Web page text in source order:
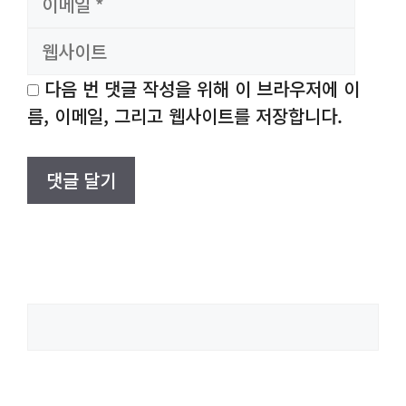
트
다음 번 댓글 작성을 위해 이 브라우저에 이
름, 이메일, 그리고 웹사이트를 저장합니다.